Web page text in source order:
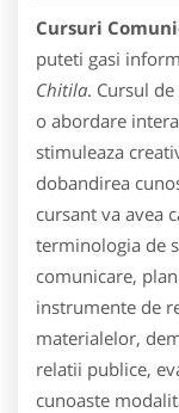
Cursuri
puteti gasi
Chitila. Cursul
o abordare
stimuleaza
dobandirea
cursant va avea
terminologia de
comunicare,
instrumente de
materialelor,
relatii publice,
cunoaste